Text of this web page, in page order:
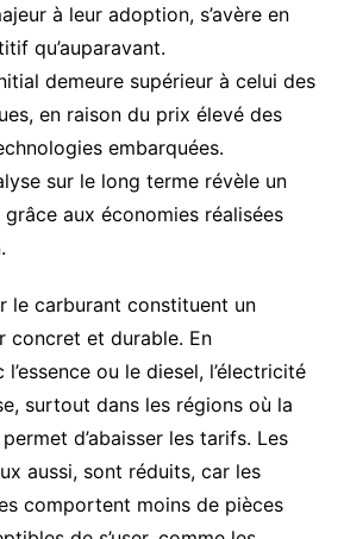
à leur adoption, s’avère en
qu’auparavant.
demeure supérieur à celui des
en raison du prix élevé des
embarquées.
sur le long terme révèle un
aux économies réalisées
le carburant constituent un
concret et durable. En
ou le diesel, l’électricité
surtout dans les régions où la
d’abaisser les tarifs. Les
aussi, sont réduits, car les
comportent moins de pièces